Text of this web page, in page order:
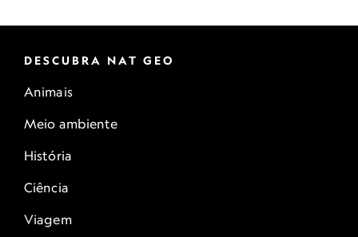
DESCUBRA NAT GEO
Animais
Meio ambiente
História
Ciência
Viagem